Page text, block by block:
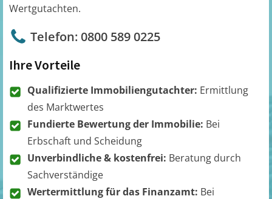
Wertgutachten.
Telefon: 0800 589 0225
Ihre Vorteile
Qualifizierte Immobiliengutachter: Ermittlung
des Marktwertes
Fundierte Bewertung der Immobilie: Bei
Erbschaft und Scheidung
Unverbindliche & kostenfrei: Beratung durch
Sachverständige
Wertermittlung für das Finanzamt: Bei